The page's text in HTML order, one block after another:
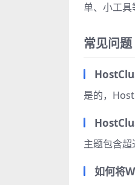
单、小工具
常见问题
是的，
主题包含超
如何将